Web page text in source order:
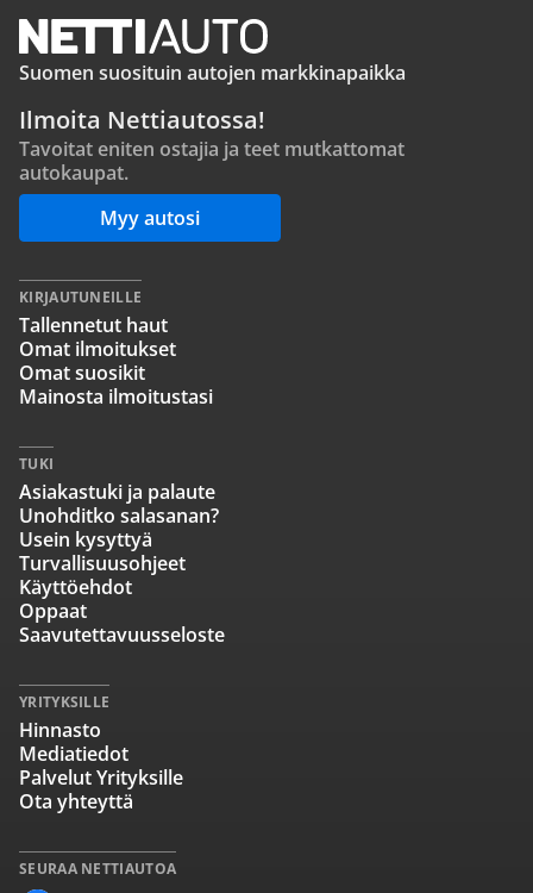
Suomen suosituin autojen markkinapaikka
Ilmoita Nettiautossa!
Tavoitat eniten ostajia ja teet mutkattomat
autokaupat.
Myy autosi
SEURAA NETTIAUTOA
KIRJAUTUNEILLE
Tallennetut haut
Omat ilmoitukset
Omat suosikit
Mainosta ilmoitustasi
TUKI
Asiakastuki ja palaute
Unohditko salasanan?
Usein kysyttyä
Turvallisuusohjeet
Käyttöehdot
Oppaat
Saavutettavuusseloste
YRITYKSILLE
Hinnasto
Mediatiedot
Palvelut Yrityksille
Ota yhteyttä